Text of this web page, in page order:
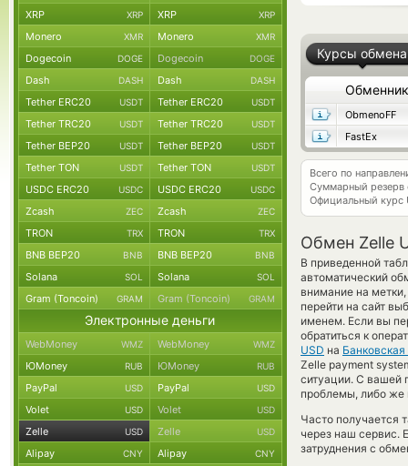
Курсы обмена
Обменник
ObmenoFF
FastEx
Всего по
Суммарный резерв
Официальный курс
Обмен Zelle
В приведенной
автоматический
внимание на
перейти на сайт
именем. Если вы
обратиться к
USD на Банковская
Zelle payment
ситуации. С вашей
проблемы, либо же
Часто получается
через наш сервис.
затруднения с
XRP XRP XRP XRP
Monero XMR Monero XMR
Dogecoin DOGE Dogecoin DOGE
Dash DASH Dash DASH
Tether ERC20 USDT Tether ERC20 USDT
Tether TRC20 USDT Tether TRC20 USDT
Tether BEP20 USDT Tether BEP20 USDT
Tether TON USDT Tether TON USDT
USDC ERC20 USDC USDC ERC20 USDC
Zcash ZEC Zcash ZEC
TRON TRX TRON TRX
BNB BEP20 BNB BNB BEP20 BNB
Solana SOL Solana SOL
Gram (Toncoin) GRAM Gram (Toncoin) GRAM
Электронные деньги
WebMoney WMZ WebMoney WMZ
ЮMoney RUB ЮMoney RUB
PayPal USD PayPal USD
Volet USD Volet USD
Zelle USD Zelle USD
Alipay CNY Alipay CNY